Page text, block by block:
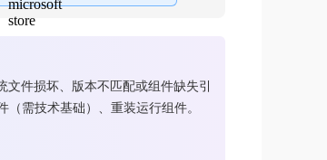
件损坏、版本不匹配或组件缺失引
需技术基础）、重装运行组件。